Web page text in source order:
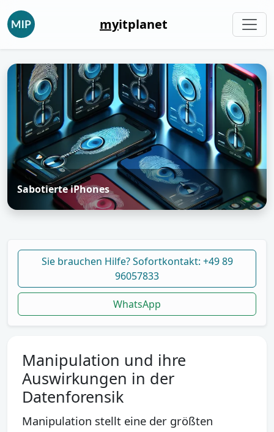
myitplanet
Sabotierte iPhones
Sie brauchen Hilfe? Sofortkontakt: +49 89
96057833
WhatsApp
Manipulation und ihre
Auswirkungen in der
Datenforensik
Manipulation stellt eine der größten